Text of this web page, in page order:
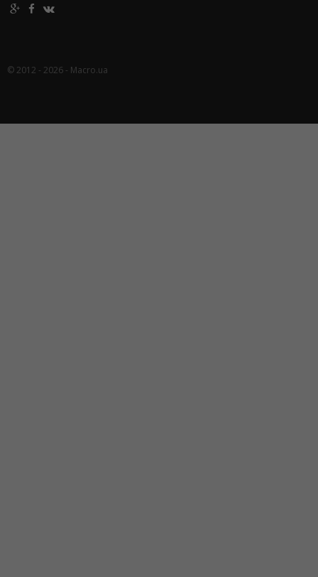
© 2012 - 2026 - Macro.ua